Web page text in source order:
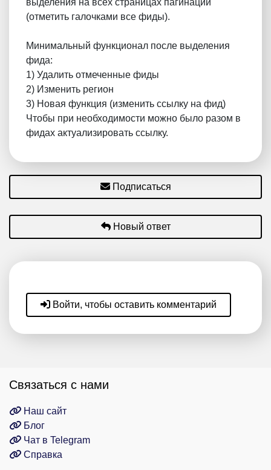
выделения на всех страницах пагинации
(отметить галочками все фиды).
Минимальный функционал после выделения
фида:
1) Удалить отмеченные фиды
2) Изменить регион
3) Новая функция (изменить ссылку на фид)
Чтобы при необходимости можно было разом в
фидах актуализировать ссылку.
Подписаться
Новый ответ
Войти, чтобы оставить комментарий
Связаться с нами
Наш сайт
Блог
Чат в Telegram
Справка